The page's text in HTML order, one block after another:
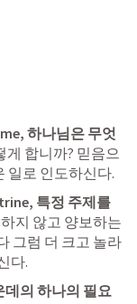
하나님은 무엇
게 합니까? 믿음으
특정 주제를
지 않고 양보하는
그럼 더 크고 놀라
다.
데의 하나의 필요